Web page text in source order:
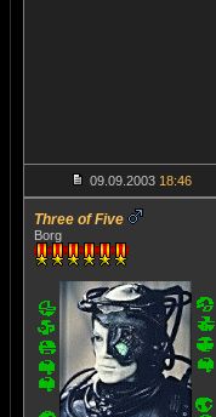
09.09.2003 18:46
Three of Five
Borg